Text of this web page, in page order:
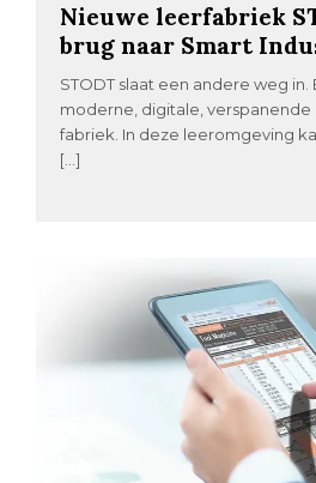
Nieuwe leerfabriek
brug naar Smart
STODT slaat een andere weg in.
moderne, digitale,
fabriek. In deze leeromgeving
[…]